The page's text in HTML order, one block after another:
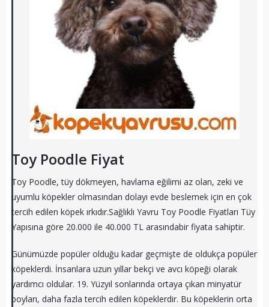
Toy Poodle Fiyat
Toy Poodle, tüy dökmeyen, havlama eğilimi az olan, zeki ve
uyumlu köpekler olmasından dolayı evde beslemek için en çok
tercih edilen köpek ırkıdır.Sağlıklı Yavru Toy Poodle Fiyatları Tüy
Yapısına göre 20.000 ile 40.000 TL arasındabir fiyata sahiptir.
Günümüzde popüler olduğu kadar geçmişte de oldukça popüler
köpeklerdi. İnsanlara uzun yıllar bekçi ve avcı köpeği olarak
yardımcı oldular. 19. Yüzyıl sonlarında ortaya çıkan minyatür
boyları, daha fazla tercih edilen köpeklerdir. Bu köpeklerin orta